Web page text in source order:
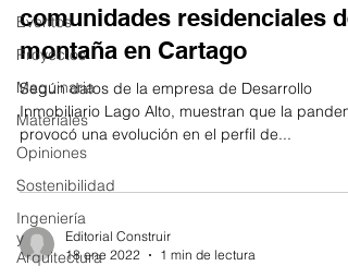
Eventos
Proyectos
Maquinaria
Materiales
Opiniones
Sostenibilidad
Ingeniería
y
Arquitectura
comunidades residenciales de
montaña en Cartago
Según datos de la empresa de Desarrollo
Inmobiliario Lago Alto, muestran que la
provocó una evolución en el perfil de...
Editorial Construir
18 ene 2022
1 min de lectura